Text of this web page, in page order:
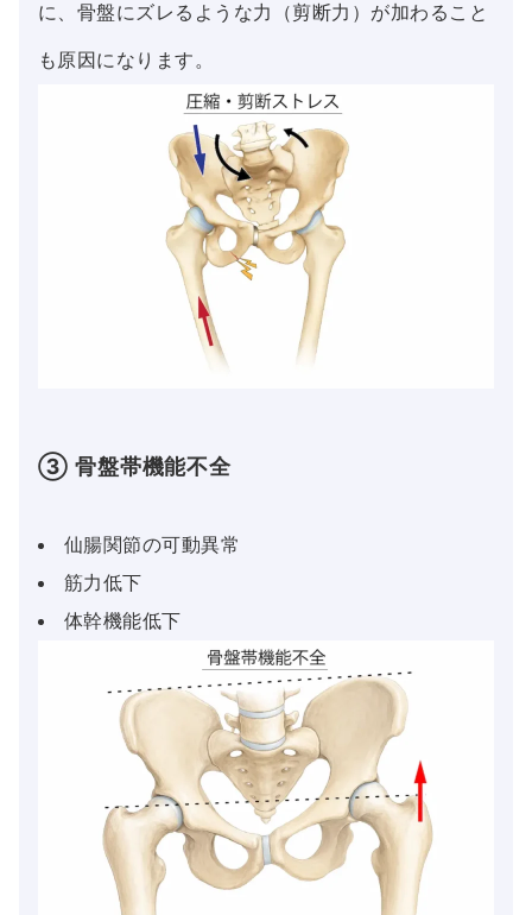
に、骨盤にズレるような力（剪断力）が加わること
も原因になります。
③ 骨盤帯機能不全
仙腸関節の可動異常
筋力低下
体幹機能低下